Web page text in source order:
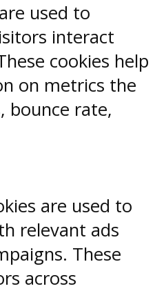
used to
interact
cookies help
on metrics the
bounce rate,
are used to
relevant ads
These
across